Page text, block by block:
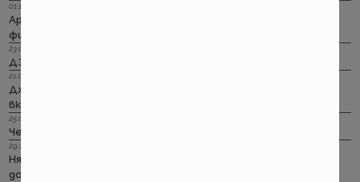
01.11.2022 г.
Армеец: Имуществото на лимит на промоция. Това за
фирмите също
23.09.2022 г.
ДЗИ: Ами няма такова каско!
21.09.2022 г.
Дженерали: Критични болести по злополука и заболяване,
включително и при задължителната трудова.
25.08.2022 г.
Черно бялото ще е новото зелено и у нас. Дали?
29.12.2018 г.
Няма да работим на 31-ви. Весело посрещане на една по -
добра година.